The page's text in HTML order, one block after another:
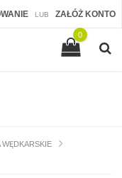
LUB ZAŁÓŻ KONTO
0
WĘDKARSKIE